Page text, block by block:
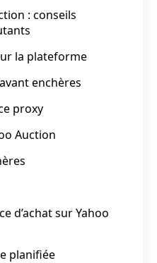
: conseils
la plateforme
enchères
proxy
Auction
d’achat sur Yahoo
planifiée